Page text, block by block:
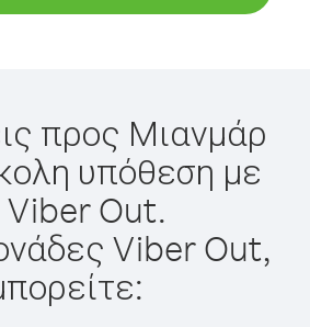
προς Μιανμάρ
υπόθεση με
Viber Out.
Viber Out,